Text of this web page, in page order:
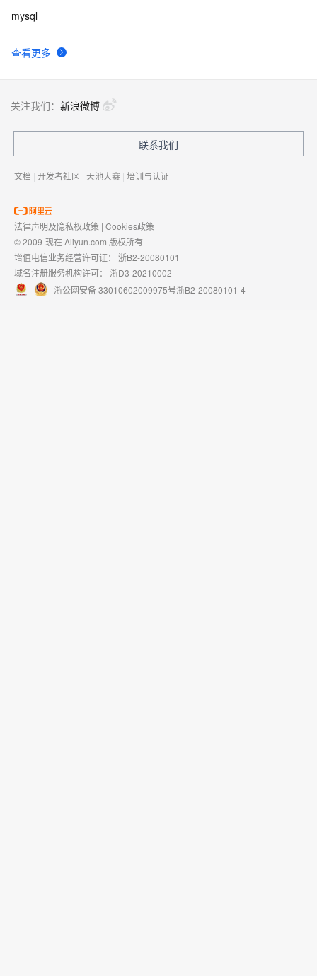
查看更多
mysql
关注我们： 新浪微博
联系我们
文档 | 开发者社区 | 天池大赛 | 培训与认证
法律声明及隐私权政策 | Cookies政策
© 2009-现在 Aliyun.com 版权所有
增值电信业务经营许可证： 浙B2-20080101
域名注册服务机构许可： 浙D3-20210002
浙公网安备 33010602009975号浙B2-20080101-4